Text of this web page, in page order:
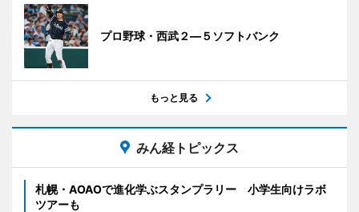
プロ野球・西武２―５ソフトバンク
もっと見る
みん経トピックス
札幌・AOAOで進化学ぶスタンプラリー 小学生向けラボ
ツアーも